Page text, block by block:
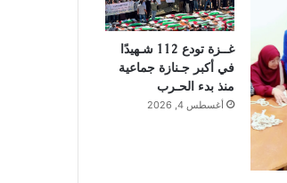
غــزة تودع 112 شـهيدًا
في أكبر جـنازة جماعية
منذ بدء الحـرب
أغسطس 4, 2026